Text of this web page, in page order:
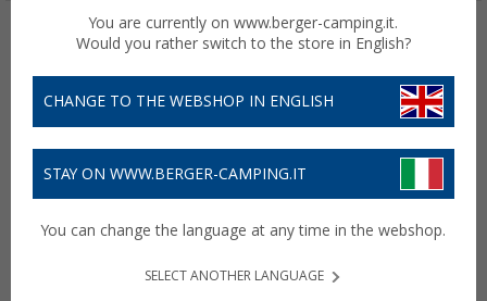
Set di luci solari Grundig
in acciaio inox 10 pezzi
-50%
Batterie alcalina AA 1,5 V
/ 2100 mAh Grundig
You are currently on www.berger-camping.it.
Would you rather switch to the store in English?
CHANGE TO THE WEBSHOP IN ENGLISH
STAY ON WWW.BERGER-CAMPING.IT
You can change the language at any time in the webshop.
SELECT ANOTHER LANGUAGE